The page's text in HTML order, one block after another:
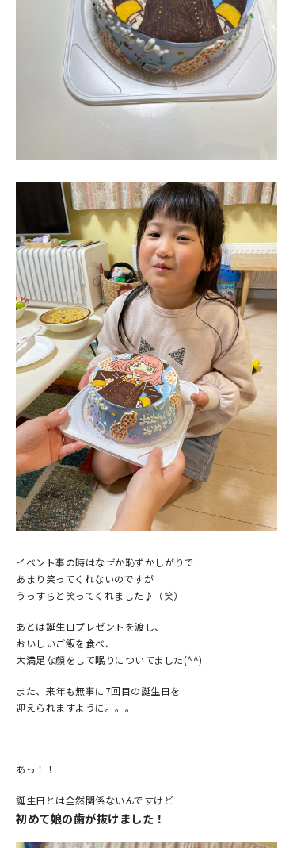
イベント事の時はなぜか恥ずかしがりで
あまり笑ってくれないのですが
うっすらと笑ってくれました♪（笑）
あとは誕生日プレゼントを渡し、
おいしいご飯を食べ、
大満足な顔をして眠りについてました(^^)
また、来年も無事に 7回目の誕生日を
迎えられますように。。。
あっ！！
誕生日とは全然関係ないんですけど
初めて娘の歯が抜けました！